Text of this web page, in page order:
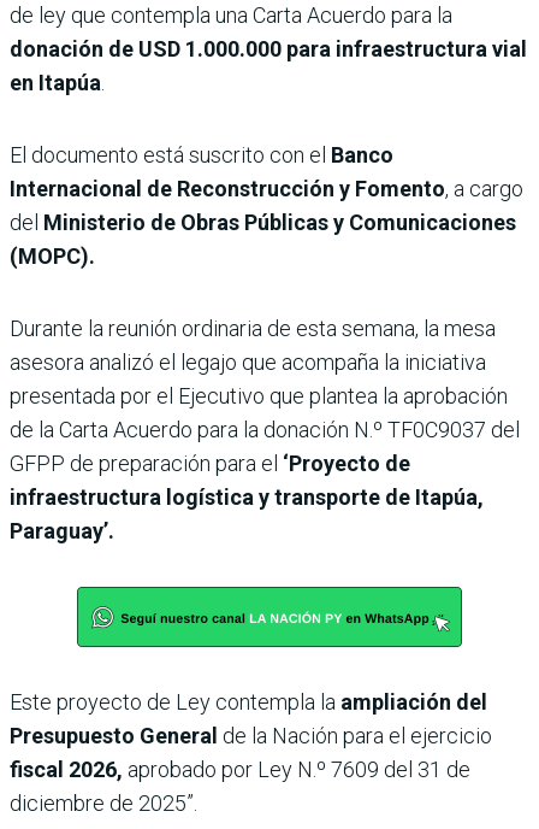
de ley que contempla una Carta Acuerdo para la
donación de USD 1.000.000 para infraestructura vial
en Itapúa.
El documento está suscrito con el Banco
Internacional de Reconstrucción y Fomento, a cargo
del Ministerio de Obras Públicas y Comunicaciones
(MOPC).
Durante la reunión ordinaria de esta semana, la mesa
asesora analizó el legajo que acompaña la iniciativa
presentada por el Ejecutivo que plantea la aprobación
de la Carta Acuerdo para la donación N.º TF0C9037 del
GFPP de preparación para el ‘Proyecto de
infraestructura logística y transporte de Itapúa,
Paraguay’.
Este proyecto de Ley contempla la ampliación del
Presupuesto General de la Nación para el ejercicio
fiscal 2026, aprobado por Ley N.º 7609 del 31 de
diciembre de 2025”.